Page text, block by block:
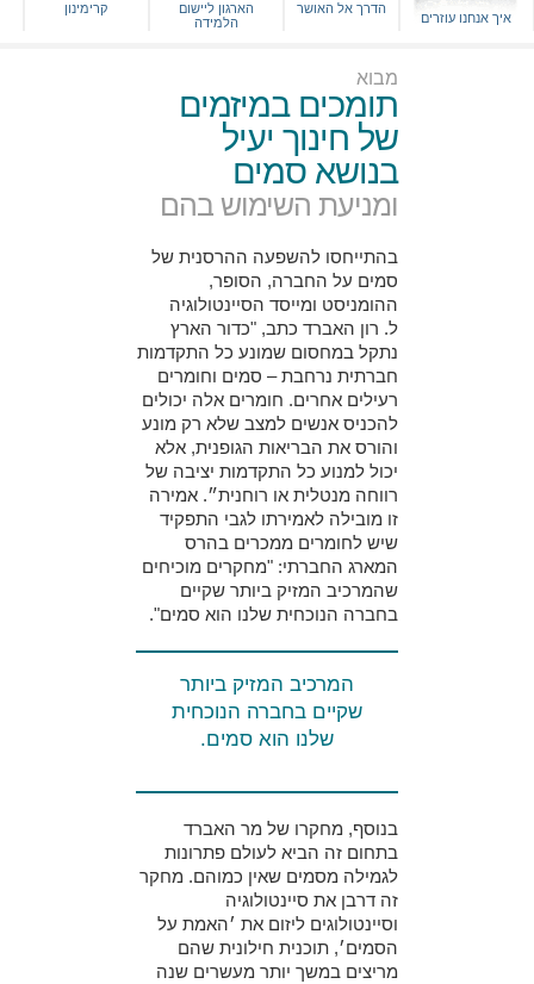
איך אנחנו עוזרים
הדרך אל האושר
הארגון ליישום
הלמידה
קרימינון
מבוא
תומכים במיזמים
של חינוך יעיל
בנושא סמים
ומניעת השימוש בהם
בהתייחסו להשפעה ההרסנית של
סמים על החברה, הסופר,
ההומניסט ומייסד הסיינטולוגיה
ל. רון האברד כתב, "כדור הארץ
נתקל במחסום שמונע כל התקדמות
חברתית נרחבת – סמים וחומרים
רעילים אחרים. חומרים אלה יכולים
להכניס אנשים למצב שלא רק מונע
והורס את הבריאות הגופנית, אלא
יכול למנוע כל התקדמות יציבה של
רווחה מנטלית או רוחנית״. אמירה
זו מובילה לאמירתו לגבי התפקיד
שיש לחומרים ממכרים בהרס
המארג החברתי: "מחקרים מוכיחים
שהמרכיב המזיק ביותר שקיים
בחברה הנוכחית שלנו הוא סמים".
המרכיב המזיק ביותר
שקיים בחברה הנוכחית
שלנו הוא סמים.
בנוסף, מחקרו של מר האברד
בתחום זה הביא לעולם פתרונות
לגמילה מסמים שאין כמוהם. מחקר
זה דרבן את סיינטולוגיה
וסיינטולוגים ליזום את ׳האמת על
הסמים׳, תוכנית חילונית שהם
מריצים במשך יותר מעשרים שנה